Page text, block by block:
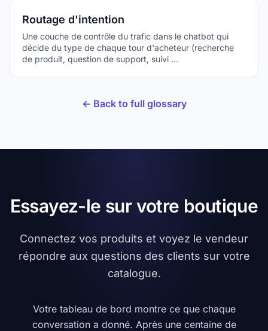
Routage d'intention
Une couche de contrôle du trafic dans le chatbot qui
décide du type de chaque tour d'acheteur (recherche
de produit, question de support, suivi …
← Back to full glossary
Essayez-le sur votre boutique
Connectez vos produits et voyez le vendeur
répondre aux questions des clients sur votre
catalogue.
Votre tableau de bord montre ce que chaque
conversation a donné. Après une centaine de